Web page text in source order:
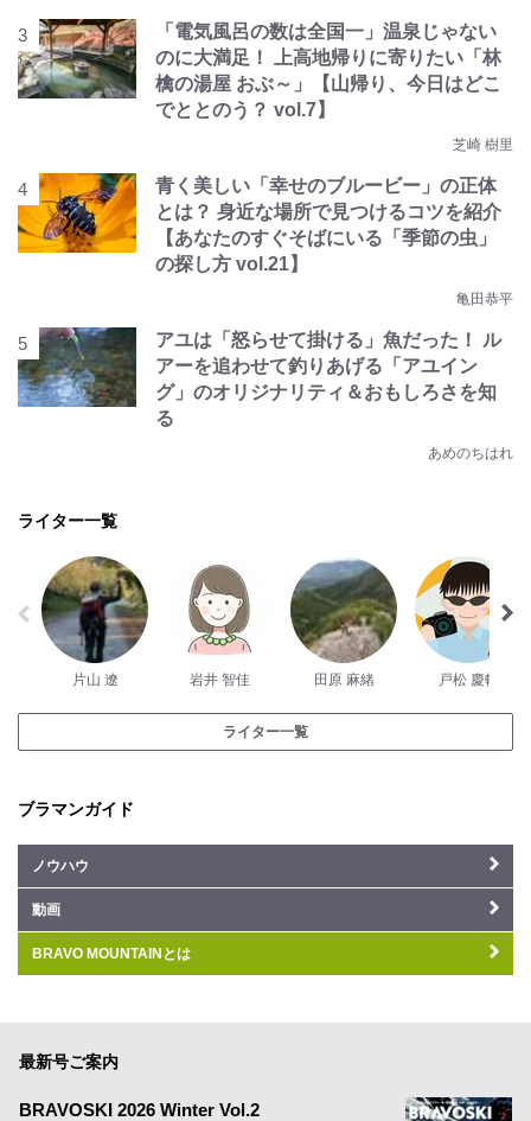
「電気風呂の数は全国一」温泉じゃない
のに大満足！ 上高地帰りに寄りたい「林
檎の湯屋 おぶ～」【山帰り、今日はどこ
でととのう？ vol.7】
芝崎 樹里
青く美しい「幸せのブルービー」の正体
とは？ 身近な場所で見つけるコツを紹介
【あなたのすぐそばにいる「季節の虫」
の探し方 vol.21】
亀田恭平
アユは「怒らせて掛ける」魚だった！ ル
アーを追わせて釣りあげる「アユイン
グ」のオリジナリティ＆おもしろさを知
る
あめのちはれ
ライター一覧
片山 遼 岩井 智佳 田原 麻緒 戸松 慶輔
ライター一覧
ブラマンガイド
ノウハウ
動画
BRAVO MOUNTAINとは
最新号ご案内
BRAVOSKI 2026 Winter Vol.2